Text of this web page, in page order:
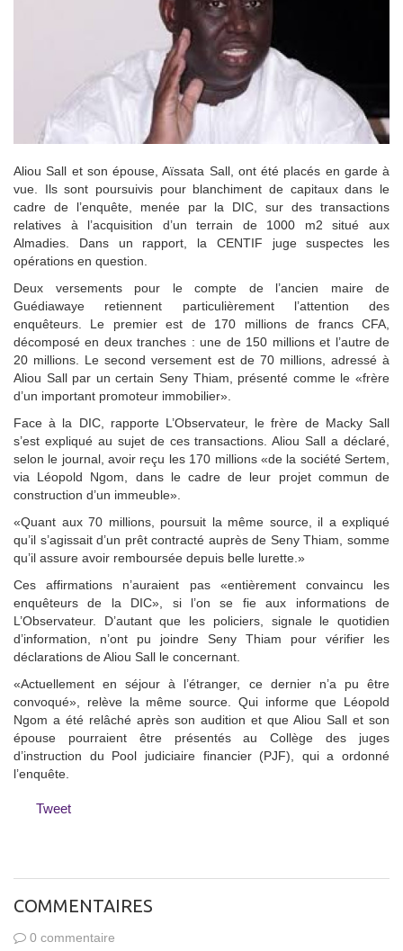
Aliou Sall et son épouse, Aïssata Sall, ont été placés en garde à
vue. Ils sont poursuivis pour blanchiment de capitaux dans le
cadre de l’enquête, menée par la DIC, sur des transactions
relatives à l’acquisition d’un terrain de 1000 m2 situé aux
Almadies. Dans un rapport, la CENTIF juge suspectes les
opérations en question.
Deux versements pour le compte de l’ancien maire de
Guédiawaye retiennent particulièrement l’attention des
enquêteurs. Le premier est de 170 millions de francs CFA,
décomposé en deux tranches : une de 150 millions et l’autre de
20 millions. Le second versement est de 70 millions, adressé à
Aliou Sall par un certain Seny Thiam, présenté comme le «frère
d’un important promoteur immobilier».
Face à la DIC, rapporte L’Observateur, le frère de Macky Sall
s’est expliqué au sujet de ces transactions. Aliou Sall a déclaré,
selon le journal, avoir reçu les 170 millions «de la société Sertem,
via Léopold Ngom, dans le cadre de leur projet commun de
construction d’un immeuble».
«Quant aux 70 millions, poursuit la même source, il a expliqué
qu’il s’agissait d’un prêt contracté auprès de Seny Thiam, somme
qu’il assure avoir remboursée depuis belle lurette.»
Ces affirmations n’auraient pas «entièrement convaincu les
enquêteurs de la DIC», si l’on se fie aux informations de
L’Observateur. D’autant que les policiers, signale le quotidien
d’information, n’ont pu joindre Seny Thiam pour vérifier les
déclarations de Aliou Sall le concernant.
«Actuellement en séjour à l’étranger, ce dernier n’a pu être
convoqué», relève la même source. Qui informe que Léopold
Ngom a été relâché après son audition et que Aliou Sall et son
épouse pourraient être présentés au Collège des juges
d’instruction du Pool judiciaire financier (PJF), qui a ordonné
l’enquête.
Tweet
COMMENTAIRES
0 commentaire